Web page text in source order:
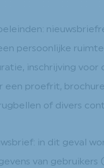
persoonlijke
inschrijving voor
een proefrit,
of divers
in dit geval
van gebruikers